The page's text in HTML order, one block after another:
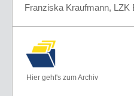
Franziska Kraufmann, LZK
Hier geht's zum Archiv